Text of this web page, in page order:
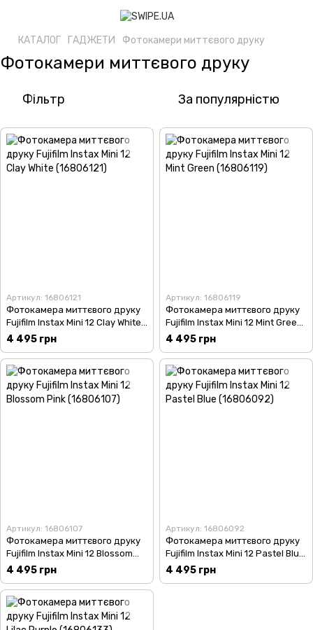
КАТАЛОГ ГАДЖЕТИ Фотокамери миттєвого друку
Фотокамери миттєвого друку
Фільтр За популярністю
Артикул: 16806121
Фотокамера миттєвого друку
Fujifilm Instax Mini 12 Clay White
(16806121)
4 495 грн
Артикул: 16806119
Фотокамера миттєвого друку
Fujifilm Instax Mini 12 Mint Green
(16806119)
4 495 грн
Артикул: 16806107
Фотокамера миттєвого друку
Fujifilm Instax Mini 12 Blossom
Pink (16806107)
4 495 грн
Артикул: 16806092
Фотокамера миттєвого друку
Fujifilm Instax Mini 12 Pastel Blue
(16806092)
4 495 грн